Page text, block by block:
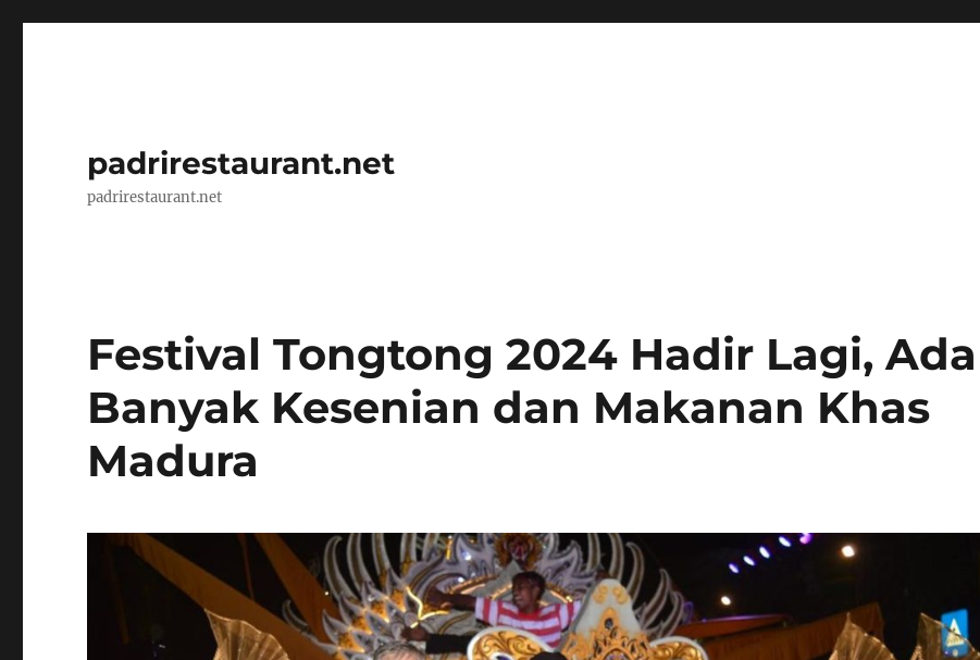
padrirestaurant.net
padrirestaurant.net
Festival Tongtong 2024 Hadir Lagi, Ada
Banyak Kesenian dan Makanan Khas
Madura